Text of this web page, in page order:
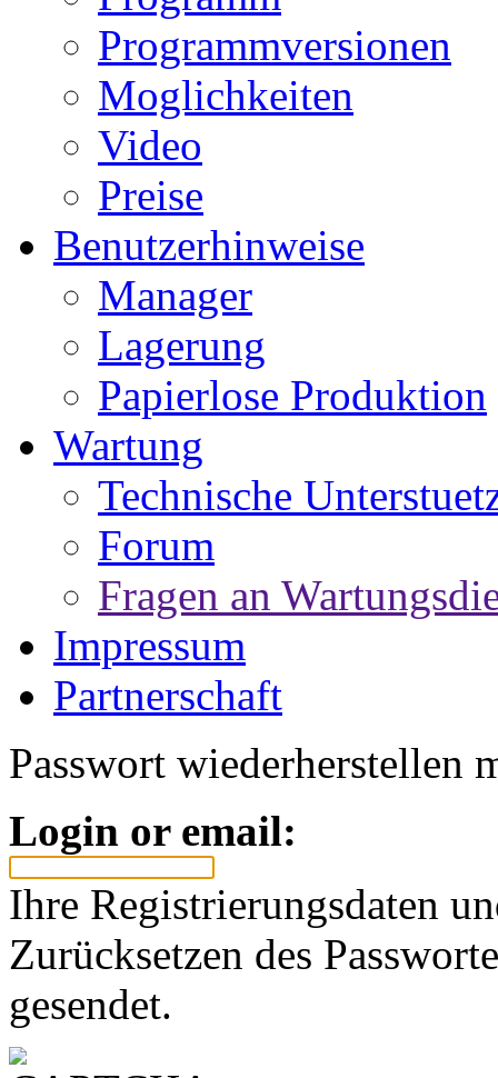
Programmversionen
Moglichkeiten
Video
Preise
Benutzerhinweise
Manager
Lagerung
Papierlose Produktion
Wartung
Technische
Forum
Fragen an
Impressum
Partnerschaft
Passwort wiederherstellen
Login or email:
Ihre Registrierungsdaten
Zurücksetzen des
gesendet.